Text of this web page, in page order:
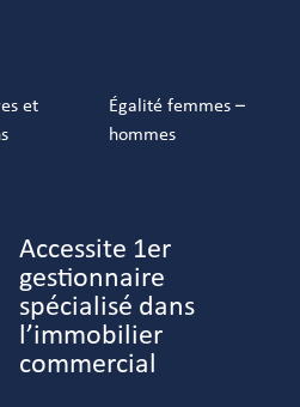
et
Égalité femmes –
hommes
Accessite 1er
gestionnaire
spécialisé dans
l’immobilier
commercial